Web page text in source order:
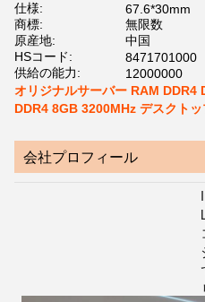
仕様:
67.6*30mm
商標:
無限数
原産地:
中国
HSコード:
8471701000
供給の能力:
12000000
オリジナルサーバー RAM DDR4
DDR4 8GB 3200MHz デスクト
会社プロフィール